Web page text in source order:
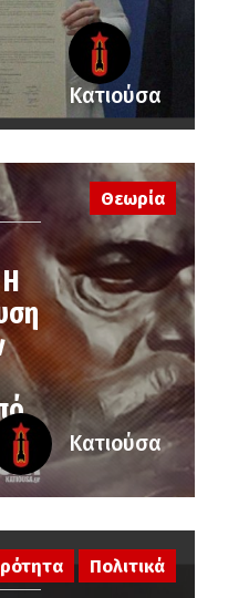
Κατιούσα
Θεωρία
Κατιούσα
Πολιτικά